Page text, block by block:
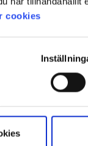
cookies
Bewertung